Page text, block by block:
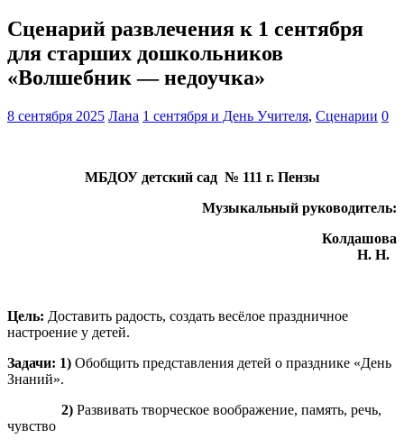
Сценарий развлечения к 1 сентября
для старших дошкольников
«Волшебник — недоучка»
8 сентября 2025 Лана 1 сентября и День Учителя, Сценарии 0
МБДОУ детский сад № 111 г. Пензы
Музыкальный руководитель:
Колдашова
Н. Н.
Цель: Доставить радость, создать весёлое праздничное
настроение у детей.
Задачи: 1) Обобщить представления детей о празднике «День
Знаний».
2) Развивать творческое воображение, память, речь,
чувство